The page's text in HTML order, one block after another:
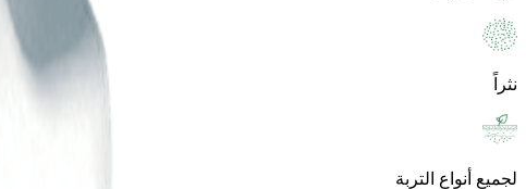
نثراً
لجميع أنواع التربة